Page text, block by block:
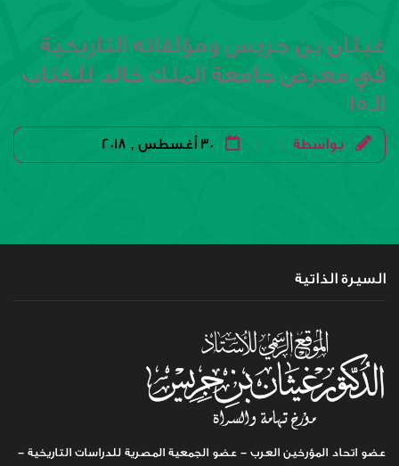
غيثان بن جريس ومؤلفاته التاريخية
في معرض جامعة الملك خالد للكتاب
الـ15
بواسطة |
| 30 أغسطس , 2018
السيرة الذاتية
عضو اتحاد المؤرخين العرب - عضو الجمعية المصرية للدراسات التاريخية -